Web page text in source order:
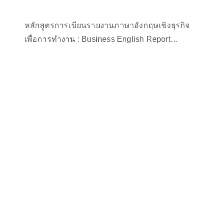
หลักสูตรการเขียนรายงานภาษาอังกฤษเชิงธุรกิจ
เพื่อการทำงาน : Business English Report